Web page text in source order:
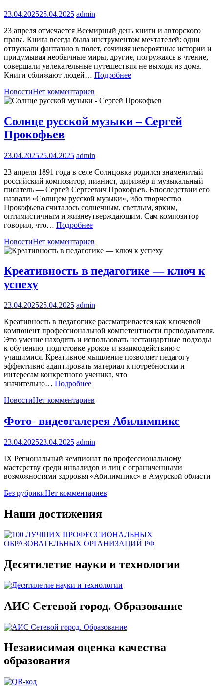
23.04.202525.04.2025 admin
23 апреля отмечается Всемирный день книги и авторского
права. Книга всегда была инструментом мечтателей: одни
отпускали фантазию в полет, сочиняя невероятные истории и
придумывая необычные миры, другие, погружаясь в чтение,
совершали увлекательные путешествия не выходя из дома.
Книги сближают людей… Подробнее
НовостиНет комментариев
Солнце русской музыки – Сергей
Прокофьев
23.04.202525.04.2025 admin
23 апреля 1891 года в селе Солнцовка родился знаменитый
российский композитор, пианист, дирижёр и музыкальный
писатель — Сергей Сергеевич Прокофьев. Впоследствии его
назвали «Солнцем русской музыки», ибо творчество
Прокофьева считалось солнечным, светлым, ярким,
оптимистичным и жизнеутверждающим. Сам композитор
говорил, что… Подробнее
НовостиНет комментариев
Креативность в педагогике — ключ к
успеху
23.04.202525.04.2025 admin
Креативность в педагогике рассматривается как ключевой
компонент профессиональной компетентности преподавателя.
Это умение находить и использовать нестандартные подходы
к обучению, подготовке уроков и взаимодействию с
учащимися. Креативное мышление позволяет педагогу
эффективно адаптировать материал к потребностям и
интересам конкретного ученика, что
значительно… Подробнее
НовостиНет комментариев
Фото- видеогалерея Абилимпикс
23.04.202523.04.2025 admin
IX Региональный чемпионат по профессиональному
мастерству среди инвалидов и лиц с ограниченными
возможностями здоровья «Абилимпикс» в Амурской области
Без рубрикиНет комментариев
Наши достижения
Десятилетие науки и технологии
АИС Сетевой город. Образование
Независимая оценка качества
образования